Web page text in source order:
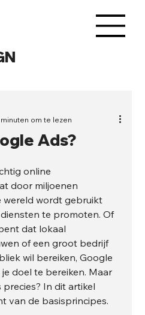
Ads?
om te lezen
online
door miljoenen
wereld wordt gebruikt
te promoten. Of
dat lokaal
of een groot bedrijf
wil bereiken, Google
doel te bereiken. Maar
In dit artikel
van de basisprincipes.